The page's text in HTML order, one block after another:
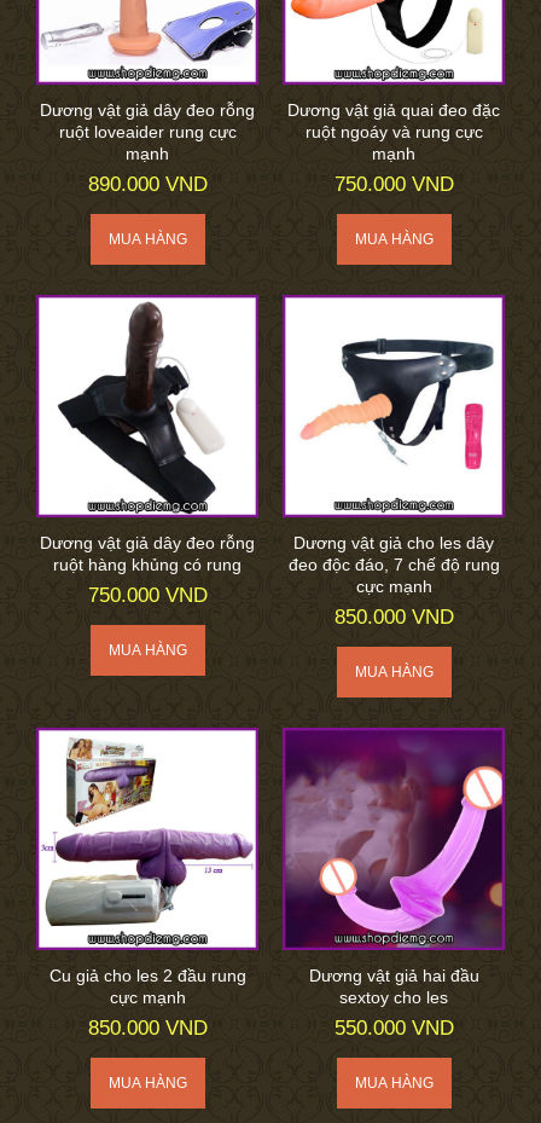
Dương vật giả dây đeo rỗng
ruột loveaider rung cực
mạnh
890.000 VND
Dương vật giả quai đeo đặc
ruột ngoáy và rung cực
mạnh
750.000 VND
Dương vật giả dây đeo rỗng
ruột hàng khủng có rung
750.000 VND
Dương vật giả cho les dây
đeo độc đáo, 7 chế độ rung
cực mạnh
850.000 VND
Cu giả cho les 2 đầu rung
cực mạnh
850.000 VND
Dương vật giả hai đầu
sextoy cho les
550.000 VND